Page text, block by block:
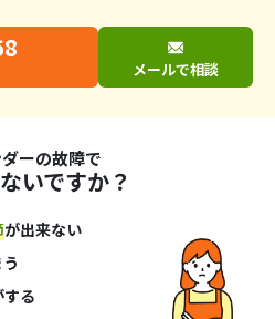
メールで相談
ーの故障で
いですか？
が出来ない
する